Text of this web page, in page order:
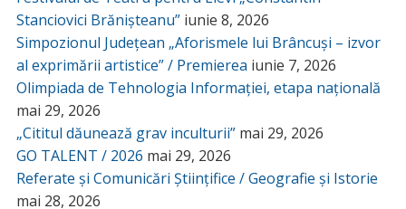
Stanciovici Brănișteanu” iunie 8, 2026
Simpozionul Județean „Aforismele lui Brâncuși – izvor
al exprimării artistice” / Premierea iunie 7, 2026
Olimpiada de Tehnologia Informației, etapa națională
mai 29, 2026
„Cititul dăunează grav inculturii” mai 29, 2026
GO TALENT / 2026 mai 29, 2026
Referate și Comunicări Științifice / Geografie și Istorie
mai 28, 2026